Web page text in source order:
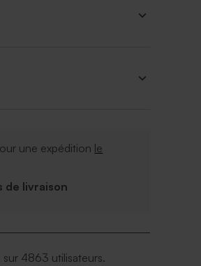
une expédition le
de livraison
4863 utilisateurs.